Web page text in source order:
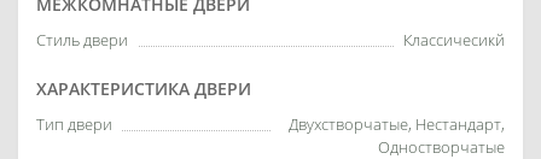
Стиль двери Классичесикй
ХАРАКТЕРИСТИКА ДВЕРИ
Тип двери
Двухстворчатые, Нестандарт,
Одностворчатые